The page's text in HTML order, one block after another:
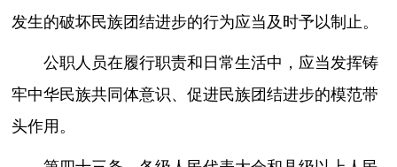
发生的破坏民族团结进步的行为应当及时予以制止。
公职人员在履行职责和日常生活中，应当发挥铸
牢中华民族共同体意识、促进民族团结进步的模范带
头作用。